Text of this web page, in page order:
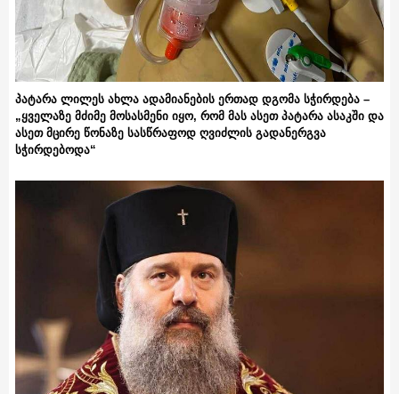
პატარა ლილეს ახლა ადამიანების ერთად დგომა სჭირდება –
„ყველაზე მძიმე მოსასმენი იყო, რომ მას ასეთ პატარა ასაკში და
ასეთ მცირე წონაზე სასწრაფოდ ღვიძლის გადანერგვა
სჭირდებოდა“